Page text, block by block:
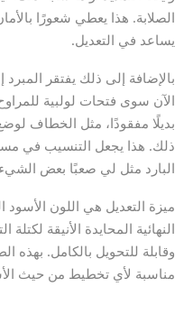
الصلابة. هذا يعطي شعورًا
يساعد في التعديل.
بالإضافة إلى ذلك يفتقر
الآن سوى فتحات لولبية
بديلًا مفقودًا، مثل الخطاف
ذلك. هذا يجعل التنسيب في
البارد مثل لي صعبًا بعض الشيء.
ميزة التعديل هي اللون الأسود
وقابلة للتحويل بالكامل.
مناسبة لأي تخطيط من حيث